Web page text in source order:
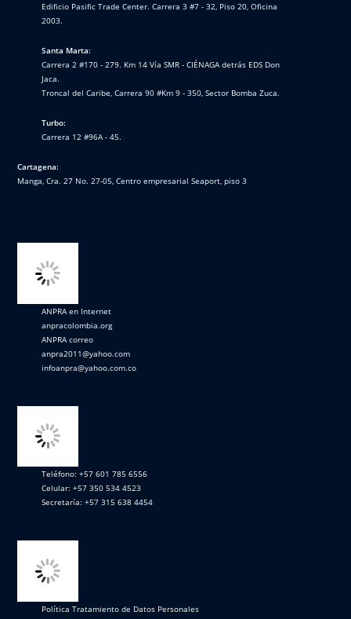
Edificio Pasific Trade Center. Carrera 3 #7 - 32, Piso 20, Oficina
2003.
Santa Marta:
Carrera 2 #170 - 279. Km 14 Vía SMR - CIÉNAGA detrás EDS Don
Jaca.
Troncal del Caribe, Carrera 90 #Km 9 - 350, Sector Bomba Zuca.
Turbo:
Carrera 12 #96A - 45.
Cartagena:
Manga, Cra. 27 No. 27-05, Centro empresarial Seaport, piso 3
ANPRA en Internet
anpracolombia.org
ANPRA correo
anpra2011@yahoo.com
infoanpra@yahoo.com.co
Teléfono: +57 601 785 6556
Celular: +57 350 534 4523
Secretaría: +57 315 638 4454
Política Tratamiento de Datos Personales